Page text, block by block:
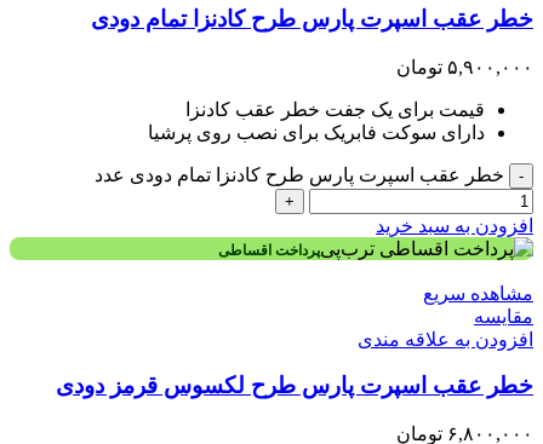
خطر عقب اسپرت پارس طرح کادنزا تمام دودی
۵,۹۰۰,۰۰۰ تومان
قیمت برای یک جفت خطر عقب کادنزا
دارای سوکت فابریک برای نصب روی پرشیا
- خطر عقب اسپرت پارس طرح کادنزا تمام دودی عدد
+
افزودن به سبد خرید
پرداخت اقساطی
مشاهده سریع
مقایسه
افزودن به علاقه مندی
خطر عقب اسپرت پارس طرح لکسوس قرمز دودی
۶,۸۰۰,۰۰۰ تومان